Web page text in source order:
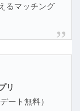
るマッチング
リ
ート無料）